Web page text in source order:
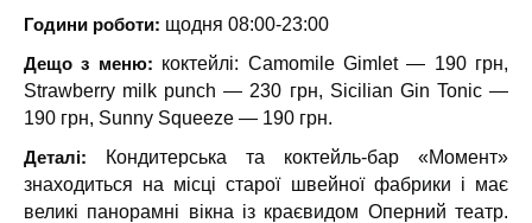
Години роботи: щодня 08:00-23:00
Дещо з меню: коктейлі: Camomile Gimlet — 190 грн,
Strawberry milk punch — 230 грн, Sicilian Gin Tonic —
190 грн, Sunny Squeeze — 190 грн.
Деталі:
Кондитерська та коктейль-бар «Момент»
знаходиться на місці старої швейної фабрики і має
великі панорамні вікна із краєвидом Оперний театр.